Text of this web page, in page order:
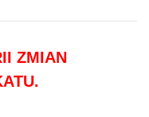
ZMIAN